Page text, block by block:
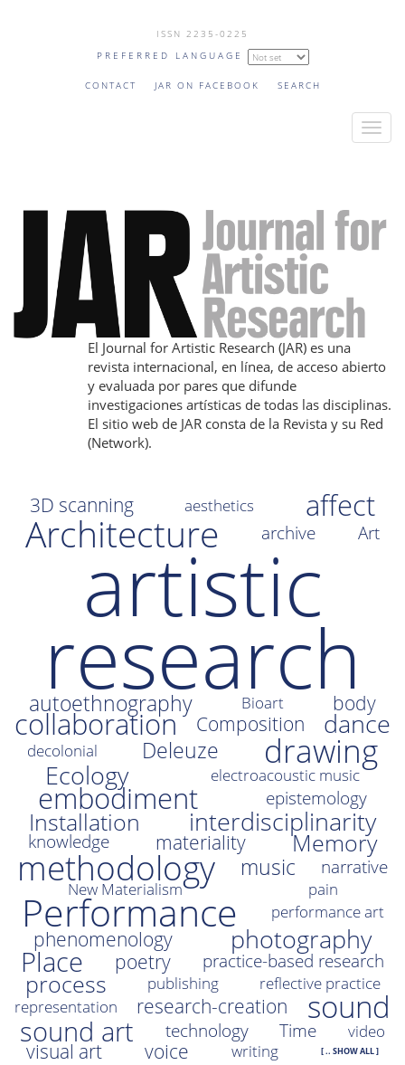
ISSN 2235-0225
PREFERRED LANGUAGE
CONTACT JAR ON FACEBOOK SEARCH
T
l
e
g
t
i
El Journal for Artistic Research (JAR) es una
revista internacional, en línea, de acceso abierto
y evaluada por pares que difunde
investigaciones artísticas de todas las disciplinas.
El sitio web de JAR consta de la Revista y su Red
(Network).
3D scanning aesthetics affect
Architecture archive Art
artistic
research
autoethnography Bioart body
collaboration Composition dance
decolonial Deleuze drawing
Ecology electroacoustic music
embodiment epistemology
Installation interdisciplinarity
knowledge materiality Memory
methodology music narrative
New Materialism pain
Performance performance art
phenomenology photography
Place poetry practice-based research
process publishing
reflective practice
representation
research-creation sound
sound art technology Time video
visual art voice writing [ .. SHOW ALL ]